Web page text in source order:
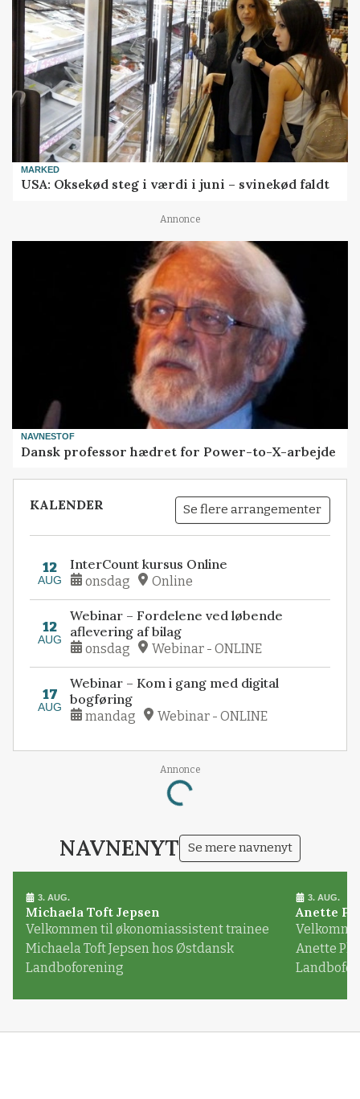
MARKED
USA: Oksekød steg i værdi i juni – svinekød faldt
Annonce
NAVNESTOF
Dansk professor hædret for Power-to-X-arbejde
KALENDER Se flere arrangementer
12
AUG
InterCount kursus Online
onsdag Online
12
AUG
Webinar – Fordelene ved løbende
aflevering af bilag
onsdag Webinar - ONLINE
17
AUG
Webinar – Kom i gang med digital
bogføring
mandag Webinar - ONLINE
Annonce
Loading...
NAVNENYT Se mere navnenyt
3. AUG.
Michaela Toft Jepsen
Velkommen til økonomiassistent trainee
Michaela Toft Jepsen hos Østdansk
Landboforening
3. AUG.
Anette
Anette